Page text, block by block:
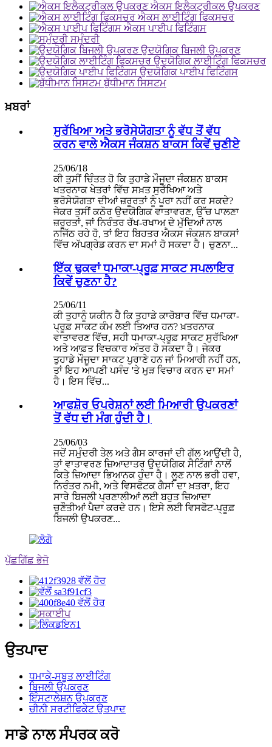
ਐਕਸ ਇਲੈਕਟ੍ਰੀਕਲ ਉਪਕਰਣ
ਐਕਸ ਲਾਈਟਿੰਗ ਫਿਕਸਚਰ
ਐਕਸ ਪਾਈਪ ਫਿਟਿੰਗਸ
ਸਮੁੰਦਰੀ
ਉਦਯੋਗਿਕ ਬਿਜਲੀ ਉਪਕਰਣ
ਉਦਯੋਗਿਕ ਲਾਈਟਿੰਗ ਫਿਕਸਚਰ
ਉਦਯੋਗਿਕ ਪਾਈਪ ਫਿਟਿੰਗਸ
ਬੁੱਧੀਮਾਨ ਸਿਸਟਮ
ਖ਼ਬਰਾਂ
ਸੁਰੱਖਿਆ ਅਤੇ ਭਰੋਸੇਯੋਗਤਾ ਨੂੰ ਵੱਧ ਤੋਂ ਵੱਧ
ਕਰਨ ਵਾਲੇ ਐਕਸ ਜੰਕਸ਼ਨ ਬਾਕਸ ਕਿਵੇਂ ਚੁਣੀਏ
25/06/18
ਕੀ ਤੁਸੀਂ ਚਿੰਤਤ ਹੋ ਕਿ ਤੁਹਾਡੇ ਮੌਜੂਦਾ ਜੰਕਸ਼ਨ ਬਾਕਸ
ਖਤਰਨਾਕ ਖੇਤਰਾਂ ਵਿੱਚ ਸਖ਼ਤ ਸੁਰੱਖਿਆ ਅਤੇ
ਭਰੋਸੇਯੋਗਤਾ ਦੀਆਂ ਜ਼ਰੂਰਤਾਂ ਨੂੰ ਪੂਰਾ ਨਹੀਂ ਕਰ ਸਕਦੇ?
ਜੇਕਰ ਤੁਸੀਂ ਕਠੋਰ ਉਦਯੋਗਿਕ ਵਾਤਾਵਰਣ, ਉੱਚ ਪਾਲਣਾ
ਜ਼ਰੂਰਤਾਂ, ਜਾਂ ਨਿਰੰਤਰ ਰੱਖ-ਰਖਾਅ ਦੇ ਮੁੱਦਿਆਂ ਨਾਲ
ਨਜਿੱਠ ਰਹੇ ਹੋ, ਤਾਂ ਇਹ ਬਿਹਤਰ ਐਕਸ ਜੰਕਸ਼ਨ ਬਾਕਸਾਂ
ਵਿੱਚ ਅੱਪਗ੍ਰੇਡ ਕਰਨ ਦਾ ਸਮਾਂ ਹੋ ਸਕਦਾ ਹੈ। ਚੁਣਨਾ...
ਇੱਕ ਢੁਕਵਾਂ ਧਮਾਕਾ-ਪ੍ਰੂਫ਼ ਸਾਕਟ ਸਪਲਾਇਰ
ਕਿਵੇਂ ਚੁਣਨਾ ਹੈ?
25/06/11
ਕੀ ਤੁਹਾਨੂੰ ਯਕੀਨ ਹੈ ਕਿ ਤੁਹਾਡੇ ਕਾਰੋਬਾਰ ਵਿੱਚ ਧਮਾਕਾ-
ਪ੍ਰੂਫ਼ ਸਾਕਟ ਕੰਮ ਲਈ ਤਿਆਰ ਹਨ? ਖ਼ਤਰਨਾਕ
ਵਾਤਾਵਰਣ ਵਿੱਚ, ਸਹੀ ਧਮਾਕਾ-ਪ੍ਰੂਫ਼ ਸਾਕਟ ਸੁਰੱਖਿਆ
ਅਤੇ ਆਫ਼ਤ ਵਿਚਕਾਰ ਅੰਤਰ ਹੋ ਸਕਦਾ ਹੈ। ਜੇਕਰ
ਤੁਹਾਡੇ ਮੌਜੂਦਾ ਸਾਕਟ ਪੁਰਾਣੇ ਹਨ ਜਾਂ ਮਿਆਰੀ ਨਹੀਂ ਹਨ,
ਤਾਂ ਇਹ ਆਪਣੀ ਪਸੰਦ 'ਤੇ ਮੁੜ ਵਿਚਾਰ ਕਰਨ ਦਾ ਸਮਾਂ
ਹੈ। ਇਸ ਵਿੱਚ...
ਆਫਸ਼ੋਰ ਓਪਰੇਸ਼ਨਾਂ ਲਈ ਮਿਆਰੀ ਉਪਕਰਣਾਂ
ਤੋਂ ਵੱਧ ਦੀ ਮੰਗ ਹੁੰਦੀ ਹੈ।
25/06/03
ਜਦੋਂ ਸਮੁੰਦਰੀ ਤੇਲ ਅਤੇ ਗੈਸ ਕਾਰਜਾਂ ਦੀ ਗੱਲ ਆਉਂਦੀ ਹੈ,
ਤਾਂ ਵਾਤਾਵਰਣ ਜ਼ਿਆਦਾਤਰ ਉਦਯੋਗਿਕ ਸੈਟਿੰਗਾਂ ਨਾਲੋਂ
ਕਿਤੇ ਜ਼ਿਆਦਾ ਭਿਆਨਕ ਹੁੰਦਾ ਹੈ। ਲੂਣ ਨਾਲ ਭਰੀ ਹਵਾ,
ਨਿਰੰਤਰ ਨਮੀ, ਅਤੇ ਵਿਸਫੋਟਕ ਗੈਸਾਂ ਦਾ ਖ਼ਤਰਾ, ਇਹ
ਸਾਰੇ ਬਿਜਲੀ ਪ੍ਰਣਾਲੀਆਂ ਲਈ ਬਹੁਤ ਜ਼ਿਆਦਾ
ਚੁਣੌਤੀਆਂ ਪੈਦਾ ਕਰਦੇ ਹਨ। ਇਸੇ ਲਈ ਵਿਸਫੋਟ-ਪ੍ਰੂਫ਼
ਬਿਜਲੀ ਉਪਕਰਣ...
ਪੁੱਛਗਿੱਛ ਭੇਜੋ
ਉਤਪਾਦ
ਧਮਾਕੇ-ਸਬੂਤ ਲਾਈਟਿੰਗ
ਬਿਜਲੀ ਉਪਕਰਣ
ਇੰਸਟਾਲੇਸ਼ਨ ਉਪਕਰਣ
ਚੀਨੀ ਸਰਟੀਫਿਕੇਟ ਉਤਪਾਦ
ਸਾਡੇ ਨਾਲ ਸੰਪਰਕ ਕਰੋ